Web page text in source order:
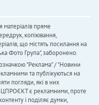
матеріалів пряме
копіювання,
що містять посилання на
Фото Група", заборонено.
"Реклама" / "Новини
та публікуються на
погляди, які в них
є рекламними, проте
і поділяє думки,